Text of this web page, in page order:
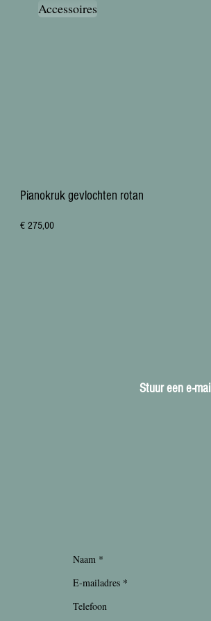
Accessoires
Pianokruk gevlochten rotan
€ 275,00Prijs
Stuur een e-mail